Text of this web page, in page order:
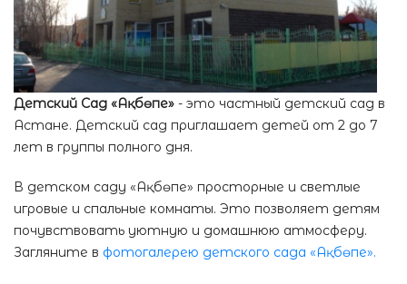
Детский Сад «Ақбөпе» - это частный детский сад в
Астане. Детский сад приглашает детей от 2 до 7
лет в группы полного дня.
В детском саду «Ақбөпе» просторные и светлые
игровые и спальные комнаты. Это позволяет детям
почувствовать уютную и домашнюю атмосферу.
Загляните в фотогалерею детского сада «Ақбөпе».